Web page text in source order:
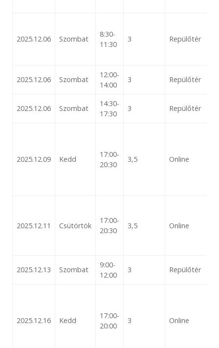
2025.12.06 Szombat
8:30-
11:30
3 Repülőtér
2025.12.06 Szombat
12:00-
14:00
3 Repülőtér
2025.12.06 Szombat
14:30-
17:30
3 Repülőtér
2025.12.09 Kedd
17:00-
20:30
3,5 Online
2025.12.11 Csütörtök
17:00-
20:30
3,5 Online
2025.12.13 Szombat
9:00-
12:00
3 Repülőtér
2025.12.16 Kedd
17:00-
20:00
3 Online